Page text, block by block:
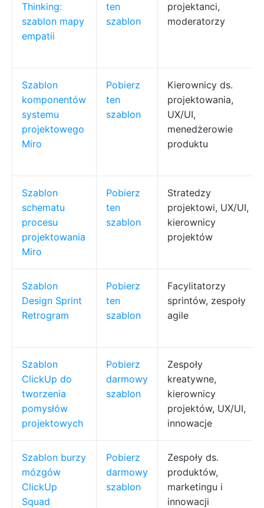
Thinking:
szablon mapy
empatii
ten
szablon
projektanci,
moderatorzy
Szablon
komponentów
systemu
projektowego
Miro
Pobierz
ten
szablon
Kierownicy ds.
projektowania,
UX/UI,
menedżerowie
produktu
Szablon
schematu
procesu
projektowania
Miro
Pobierz
ten
szablon
Stratedzy
projektowi, UX/UI,
kierownicy
projektów
Szablon
Design Sprint
Retrogram
Pobierz
ten
szablon
Facylitatorzy
sprintów, zespoły
agile
Szablon
ClickUp do
tworzenia
pomysłów
projektowych
Pobierz
darmowy
szablon
Zespoły
kreatywne,
kierownicy
projektów, UX/UI,
innowacje
Szablon burzy
mózgów
ClickUp
Squad
Pobierz
darmowy
szablon
Zespoły ds.
produktów,
marketingu i
innowacji